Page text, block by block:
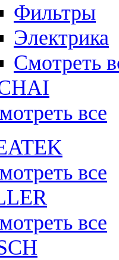
Фильтры
Электрика
Смотреть
все
все
все